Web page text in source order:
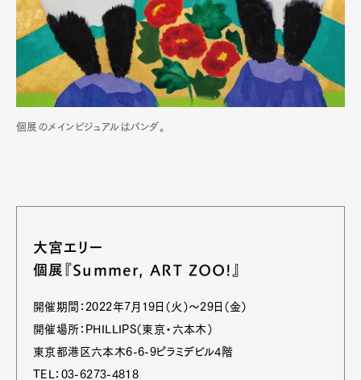
個展のメインビジュアルはパンダ。
大宮エリー
個展『Summer, ART ZOO!』
開催期間：2022年7月19日（火）〜29日（金）
開催場所：PHILLIPS（東京・六本木）
東京都港区六本木6-6-9ピラミデビル4階
TEL：03-6273-4818